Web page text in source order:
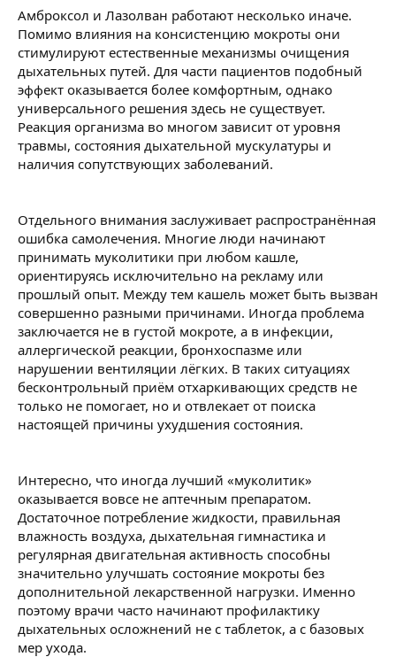
Амброксол и Лазолван работают несколько иначе.
Помимо влияния на консистенцию мокроты они
стимулируют естественные механизмы очищения
дыхательных путей. Для части пациентов подобный
эффект оказывается более комфортным, однако
универсального решения здесь не существует.
Реакция организма во многом зависит от уровня
травмы, состояния дыхательной мускулатуры и
наличия сопутствующих заболеваний.
Отдельного внимания заслуживает распространённая
ошибка самолечения. Многие люди начинают
принимать муколитики при любом кашле,
ориентируясь исключительно на рекламу или
прошлый опыт. Между тем кашель может быть вызван
совершенно разными причинами. Иногда проблема
заключается не в густой мокроте, а в инфекции,
аллергической реакции, бронхоспазме или
нарушении вентиляции лёгких. В таких ситуациях
бесконтрольный приём отхаркивающих средств не
только не помогает, но и отвлекает от поиска
настоящей причины ухудшения состояния.
Интересно, что иногда лучший «муколитик»
оказывается вовсе не аптечным препаратом.
Достаточное потребление жидкости, правильная
влажность воздуха, дыхательная гимнастика и
регулярная двигательная активность способны
значительно улучшать состояние мокроты без
дополнительной лекарственной нагрузки. Именно
поэтому врачи часто начинают профилактику
дыхательных осложнений не с таблеток, а с базовых
мер ухода.